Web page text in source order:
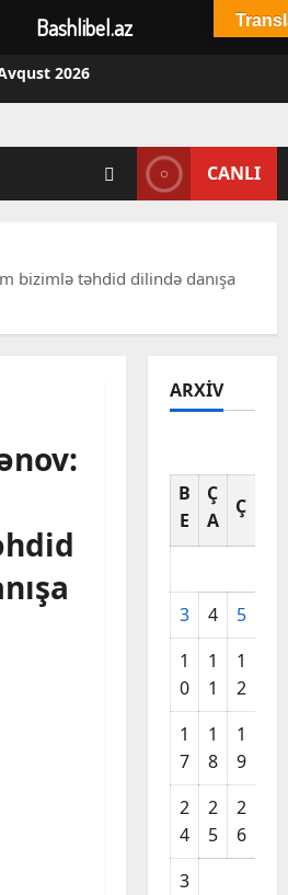
2026
CANLI
bizimlə təhdid dilində danışa
ARXIV
B
E
Ç
A
Ç
3 4 5
1
0
1
1
1
2
1
7
1
8
1
9
2
4
2
5
2
6
3
Bashlibel.az